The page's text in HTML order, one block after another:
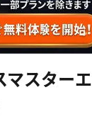
マスターエ